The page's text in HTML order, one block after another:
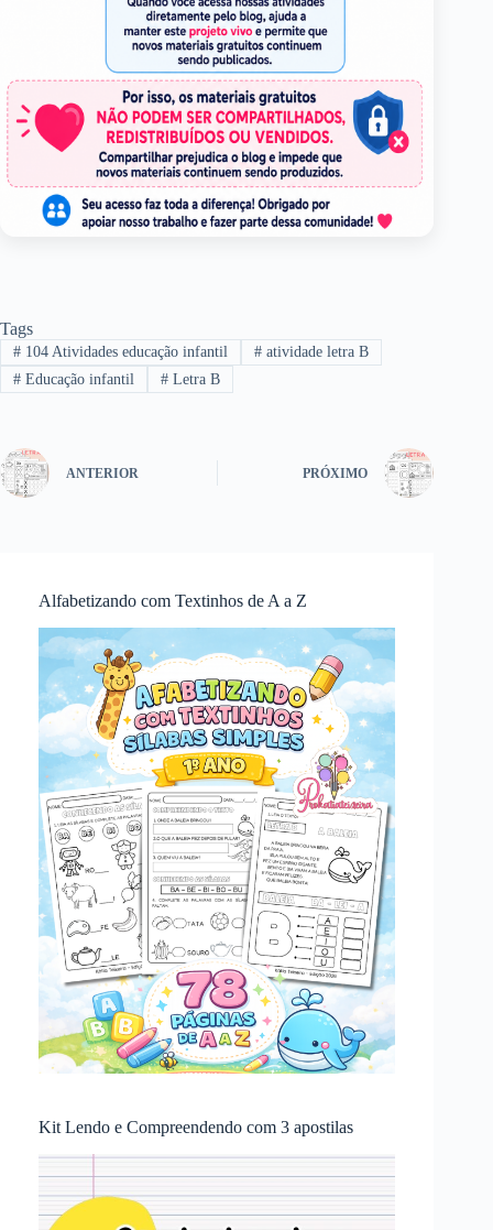
Tags
#104 Atividades educação infantil #atividade letra B
#Educação infantil #Letra B
ANTERIOR PRÓXIMO
Alfabetizando com Textinhos de A a Z
Kit Lendo e Compreendendo com 3 apostilas